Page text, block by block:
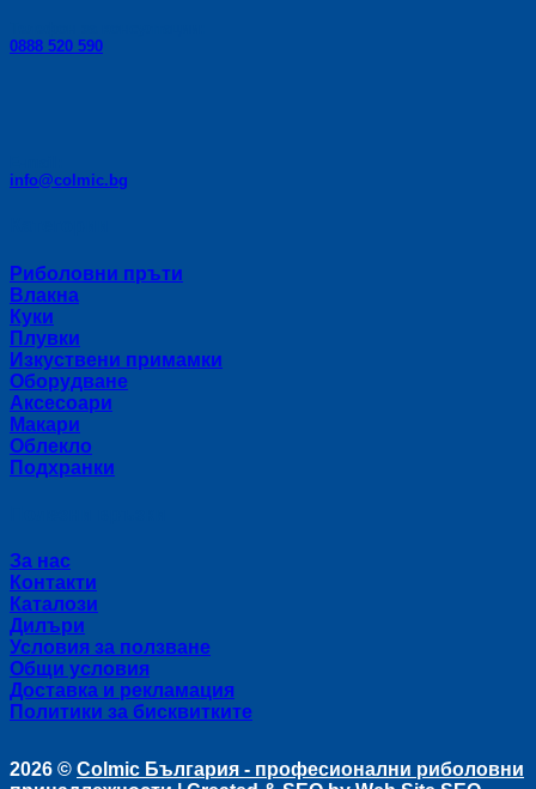
0888 520 590
info@colmic.bg
Риболовни пръти
Влакна
Куки
Плувки
Изкуствени примамки
Оборудване
Аксесоари
Макари
Облекло
Подхранки
За нас
Контакти
Каталози
Дилъри
Условия за ползване
Общи условия
Доставка и рекламация
Политики за бисквитките
2026 © Colmic България - професионални риболовни